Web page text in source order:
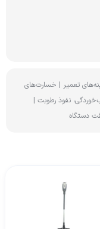
تعمیر | خسارت‌های
نفوذ رطوبت |
دستگاه